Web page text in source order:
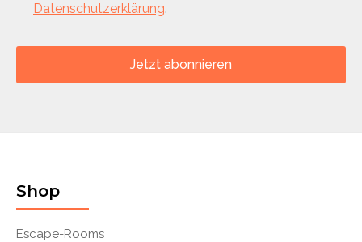
Datenschutzerklärung.
Jetzt abonnieren
Shop
Escape-Rooms